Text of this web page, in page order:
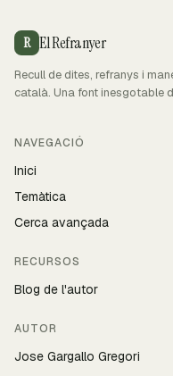
R El Refranyer
Recull de dites, refranys i
català. Una font inesgotable
NAVEGACIÓ
Inici
Temàtica
Cerca avançada
RECURSOS
Blog de l'autor
AUTOR
Jose Gargallo Gregori